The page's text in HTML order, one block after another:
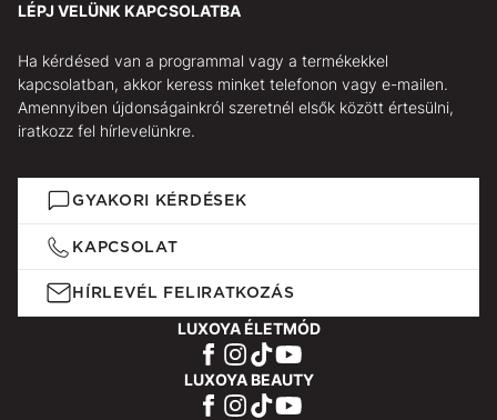
LÉPJ VELÜNK KAPCSOLATBA
Ha kérdésed van a programmal vagy a termékekkel
kapcsolatban, akkor keress minket telefonon vagy e-mailen.
Amennyiben újdonságainkról szeretnél elsők között értesülni,
iratkozz fel hírlevelünkre.
GYAKORI KÉRDÉSEK
KAPCSOLAT
HÍRLEVÉL FELIRATKOZÁS
LUXOYA ÉLETMÓD
LUXOYA BEAUTY